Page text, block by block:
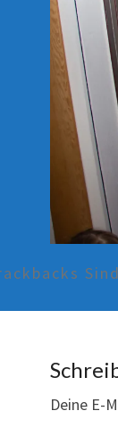
Deine E-